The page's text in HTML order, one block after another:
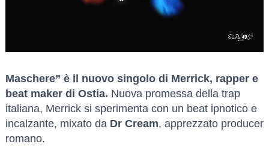
Maschere” è il nuovo singolo di Merrick, rapper e
beat maker di Ostia. Nuova promessa della trap
italiana, Merrick si sperimenta con un beat ipnotico e
incalzante, mixato da Dr Cream, apprezzato producer
romano.